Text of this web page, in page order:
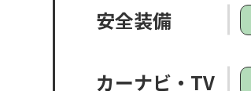
安全装備
カーナビ・TV